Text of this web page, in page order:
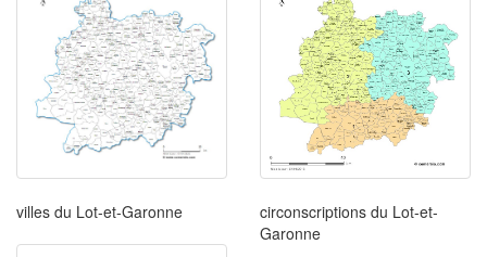
villes du Lot-et-Garonne
circonscriptions du Lot-et-
Garonne